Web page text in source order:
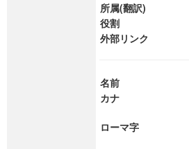
所属(翻訳)
役割
外部リンク
名前
カナ
ローマ字